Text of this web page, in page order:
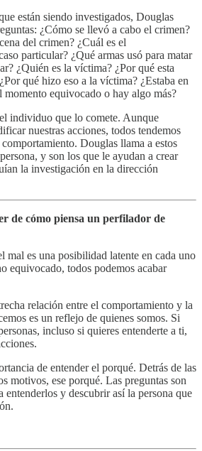
están siendo investigados, Douglas
¿Cómo se llevó a cabo el crimen?
del crimen? ¿Cuál es el
particular? ¿Qué armas usó para matar
¿Quién es la víctima? ¿Por qué esta
qué hizo eso a la víctima? ¿Estaba en
equivocado o hay algo más?
individuo que lo comete. Aunque
nuestras acciones, todos tendemos
Douglas llama a estos
y son los que le ayudan a crear
la investigación en la dirección
de cómo piensa un perfilador de
mal es una posibilidad latente en cada uno
equivocado, todos podemos acabar
relación entre el comportamiento y la
es un reflejo de quienes somos. Si
incluso si quieres entenderte a ti,
de entender el porqué. Detrás de las
motivos, ese porqué. Las preguntas son
entenderlos y descubrir así la persona que